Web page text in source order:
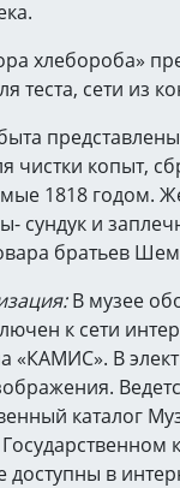
хлебороба»
теста, сети из
чистки копыт,
1818 годом.
сундук и
братьев
В музее
к сети
«КАМИС». В
каталог
доступны в